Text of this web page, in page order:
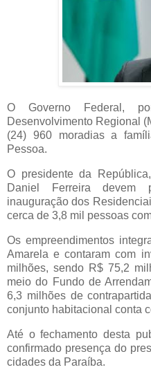
O Governo Federal,
Desenvolvimento Regional
(24) 960 moradias a
Pessoa.
O presidente da
Daniel Ferreira devem
inauguração dos
cerca de 3,8 mil pessoas
Os empreendimentos
Amarela e contaram com
milhões, sendo R$ 75,2
meio do Fundo de
6,3 milhões de
conjunto habitacional conta
Até o fechamento desta
confirmado presença do
cidades da Paraíba.